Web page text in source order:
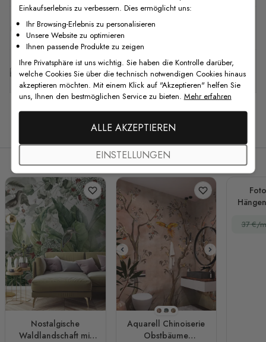
F.A.Q
Kostenlose Anpassung
Verwandte Produkte
Nostalgische
Waldlandschaft mit
Stil 1
Stil 2
Stil 3
Aquarell Chinoiserie
Obstbäume
37 €/
Einkaufserlebnis zu verbessern. Dies ermöglicht uns:
Ihr Browsing-Erlebnis zu personalisieren
Unsere Website zu optimieren
Ihnen passende Produkte zu zeigen
Ihre Privatsphäre ist uns wichtig. Sie haben die Kontrolle darüber,
welche Cookies Sie über die technisch notwendigen Cookies hinaus
akzeptieren möchten. Mit einem Klick auf "Akzeptieren" helfen Sie
uns, Ihnen den bestmöglichen Service zu bieten. Mehr erfahren
ALLE AKZEPTIEREN
EINSTELLUNGEN